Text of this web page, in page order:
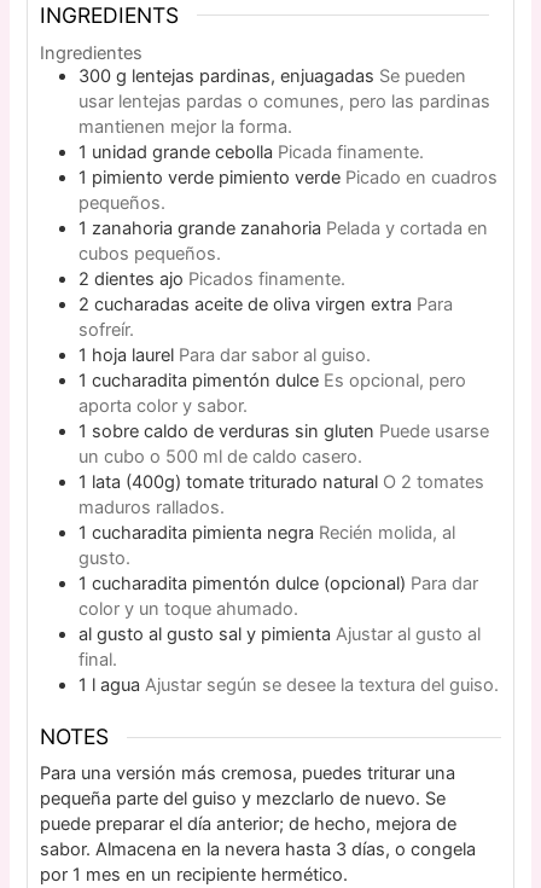
INGREDIENTS
Ingredientes
300 g lentejas pardinas, enjuagadas Se pueden
usar lentejas pardas o comunes, pero las pardinas
mantienen mejor la forma.
1 unidad grande cebolla Picada finamente.
1 pimiento verde pimiento verde Picado en cuadros
pequeños.
1 zanahoria grande zanahoria Pelada y cortada en
cubos pequeños.
2 dientes ajo Picados finamente.
2 cucharadas aceite de oliva virgen extra Para
sofreír.
1 hoja laurel Para dar sabor al guiso.
1 cucharadita pimentón dulce Es opcional, pero
aporta color y sabor.
1 sobre caldo de verduras sin gluten Puede usarse
un cubo o 500 ml de caldo casero.
1 lata (400g) tomate triturado natural O 2 tomates
maduros rallados.
1 cucharadita pimienta negra Recién molida, al
gusto.
1 cucharadita pimentón dulce (opcional) Para dar
color y un toque ahumado.
al gusto al gusto sal y pimienta Ajustar al gusto al
final.
1 l agua Ajustar según se desee la textura del guiso.
NOTES
Para una versión más cremosa, puedes triturar una
pequeña parte del guiso y mezclarlo de nuevo. Se
puede preparar el día anterior; de hecho, mejora de
sabor. Almacena en la nevera hasta 3 días, o congela
por 1 mes en un recipiente hermético.